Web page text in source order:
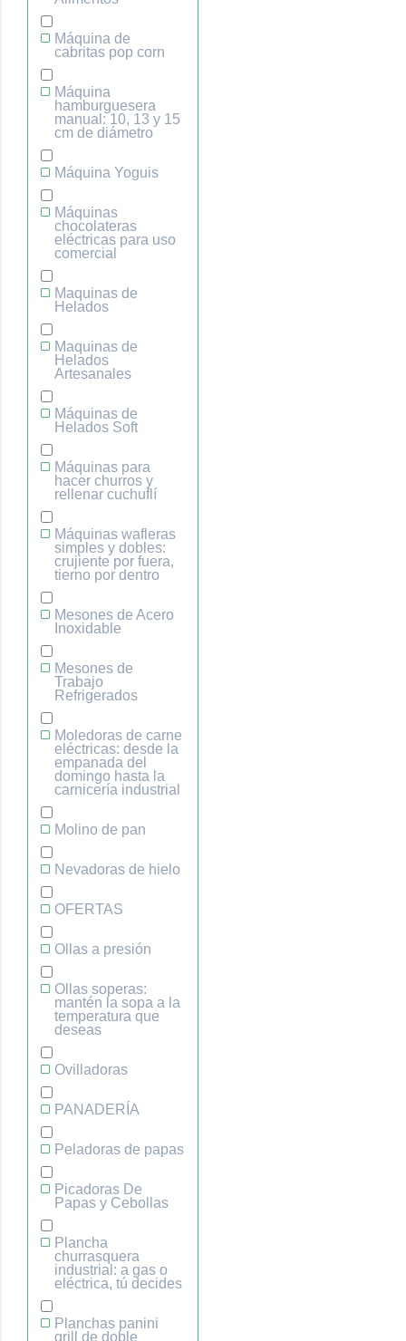
Máquina de
cabritas pop corn
Máquina
hamburguesera
manual: 10, 13 y 15
cm de diámetro
Máquina Yoguis
Máquinas
chocolateras
eléctricas para uso
comercial
Maquinas de
Helados
Maquinas de
Helados
Artesanales
Máquinas de
Helados Soft
Máquinas para
hacer churros y
rellenar cuchuflí
Máquinas wafleras
simples y dobles:
crujiente por fuera,
tierno por dentro
Mesones de Acero
Inoxidable
Mesones de
Trabajo
Refrigerados
Moledoras de carne
eléctricas: desde la
empanada del
domingo hasta la
carnicería industrial
Molino de pan
Nevadoras de hielo
OFERTAS
Ollas a presión
Ollas soperas:
mantén la sopa a la
temperatura que
deseas
Ovilladoras
PANADERÍA
Peladoras de papas
Picadoras De
Papas y Cebollas
Plancha
churrasquera
industrial: a gas o
eléctrica, tú decides
Planchas panini
grill de doble